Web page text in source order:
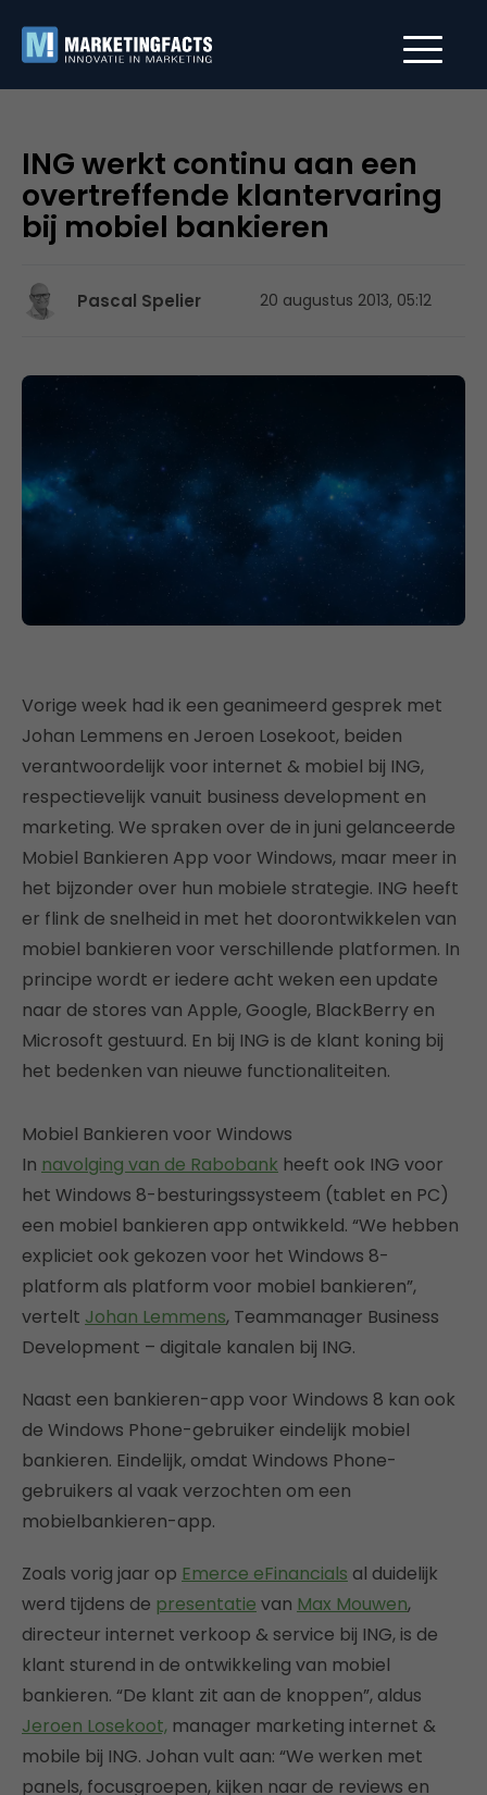
ING werkt continu aan een
overtreffende klantervaring
bij mobiel bankieren
Pascal Spelier 20 augustus 2013, 05:12
Vorige week had ik een geanimeerd gesprek met
Johan Lemmens en Jeroen Losekoot, beiden
verantwoordelijk voor internet & mobiel bij ING,
respectievelijk vanuit business development en
marketing. We spraken over de in juni gelanceerde
Mobiel Bankieren App voor Windows, maar meer in
het bijzonder over hun mobiele strategie. ING heeft
er flink de snelheid in met het doorontwikkelen van
mobiel bankieren voor verschillende platformen. In
principe wordt er iedere acht weken een update
naar de stores van Apple, Google, BlackBerry en
Microsoft gestuurd. En bij ING is de klant koning bij
het bedenken van nieuwe functionaliteiten.
Mobiel Bankieren voor Windows
In navolging van de Rabobank heeft ook ING voor
het Windows 8-besturingssysteem (tablet en PC)
een mobiel bankieren app ontwikkeld. “We hebben
expliciet ook gekozen voor het Windows 8-
platform als platform voor mobiel bankieren”,
vertelt Johan Lemmens, Teammanager Business
Development – digitale kanalen bij ING.
Naast een bankieren-app voor Windows 8 kan ook
de Windows Phone-gebruiker eindelijk mobiel
bankieren. Eindelijk, omdat Windows Phone-
gebruikers al vaak verzochten om een
mobielbankieren-app.
Zoals vorig jaar op Emerce eFinancials al duidelijk
werd tijdens de presentatie van Max Mouwen,
directeur internet verkoop & service bij ING, is de
klant sturend in de ontwikkeling van mobiel
bankieren. “De klant zit aan de knoppen”, aldus
Jeroen Losekoot, manager marketing internet &
mobile bij ING. Johan vult aan: “We werken met
panels, focusgroepen, kijken naar de reviews en